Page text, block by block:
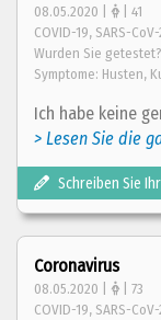
08.05.2020 | | 41
COVID-19, SARS-CoV-
Wurden Sie
Symptome: Husten,
Ich habe keine
> Lesen Sie die
Schreiben Sie
Coronavirus
08.05.2020 | | 73
COVID-19, SARS-CoV-